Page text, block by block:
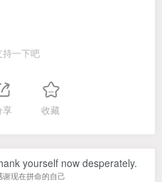
持一下吧
享 收藏
yourself now desperately.
现在拼命的自己